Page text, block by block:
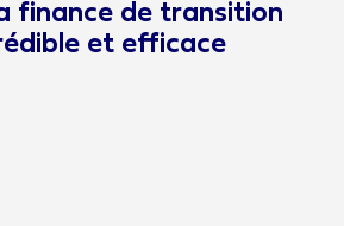
finance de transition
et efficace